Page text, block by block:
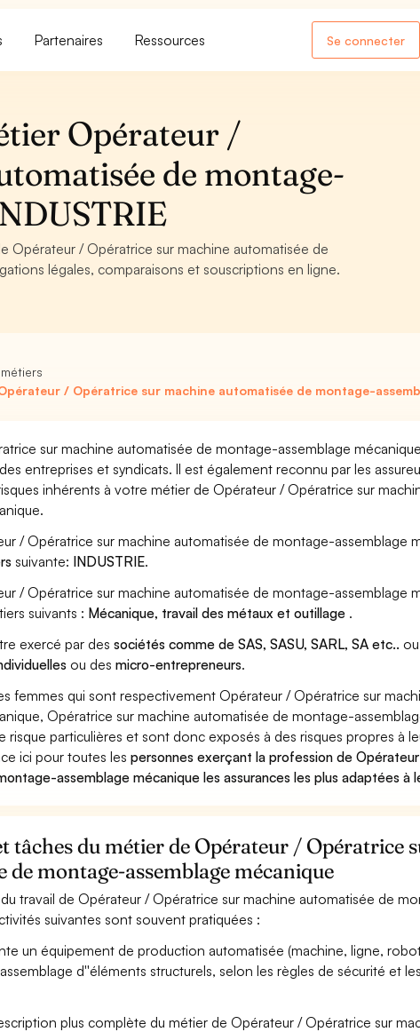
Partenaires Ressources Se connecter
Opérateur /
de montage-
Opérateur / Opératrice sur machine automatisée de
légales, comparaisons et souscriptions en ligne.
/ Opératrice sur machine automatisée de montage-
sur machine automatisée de montage-assemblage
entreprises et syndicats. Il est également reconnu par les
inhérents à votre métier de Opérateur / Opératrice sur
/ Opératrice sur machine automatisée de montage-assemblage
suivante: INDUSTRIE.
/ Opératrice sur machine automatisée de montage-assemblage
suivants : Mécanique, travail des métaux et outillage .
exercé par dessociétés comme de SAS, SASU, SARL, SA etc..
ou desmicro-entrepreneurs.
femmes qui sont respectivement Opérateur / Opératrice sur
Opératrice sur machine automatisée de montage-
risque particulières et sont donc exposés à des risques propres à
ici pour toutes lespersonnes exerçant la profession de
assemblage mécanique les assurances les plus adaptées à
tâches du métier de Opérateur / Opératrice
de montage-assemblage mécanique
travail de Opérateur / Opératrice sur machine automatisée de
suivantes sont souvent pratiquées :
un équipement de production automatisée (machine, ligne,
d''éléments structurels, selon les règles de sécurité et
plus complète du métier de Opérateur / Opératrice sur